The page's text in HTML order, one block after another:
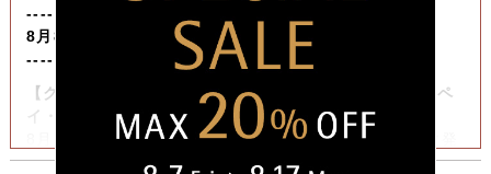
----------------------------------
8月8日（土）～ 8月16日（日）
----------------------------------
【クレジットカード・Amazon Pay・PayPay・楽天ペ
イ・代金引換をご利用の場合】
8月6日（木）迄の『ご注文』は8月7日（金）迄に順次発
送いたします。